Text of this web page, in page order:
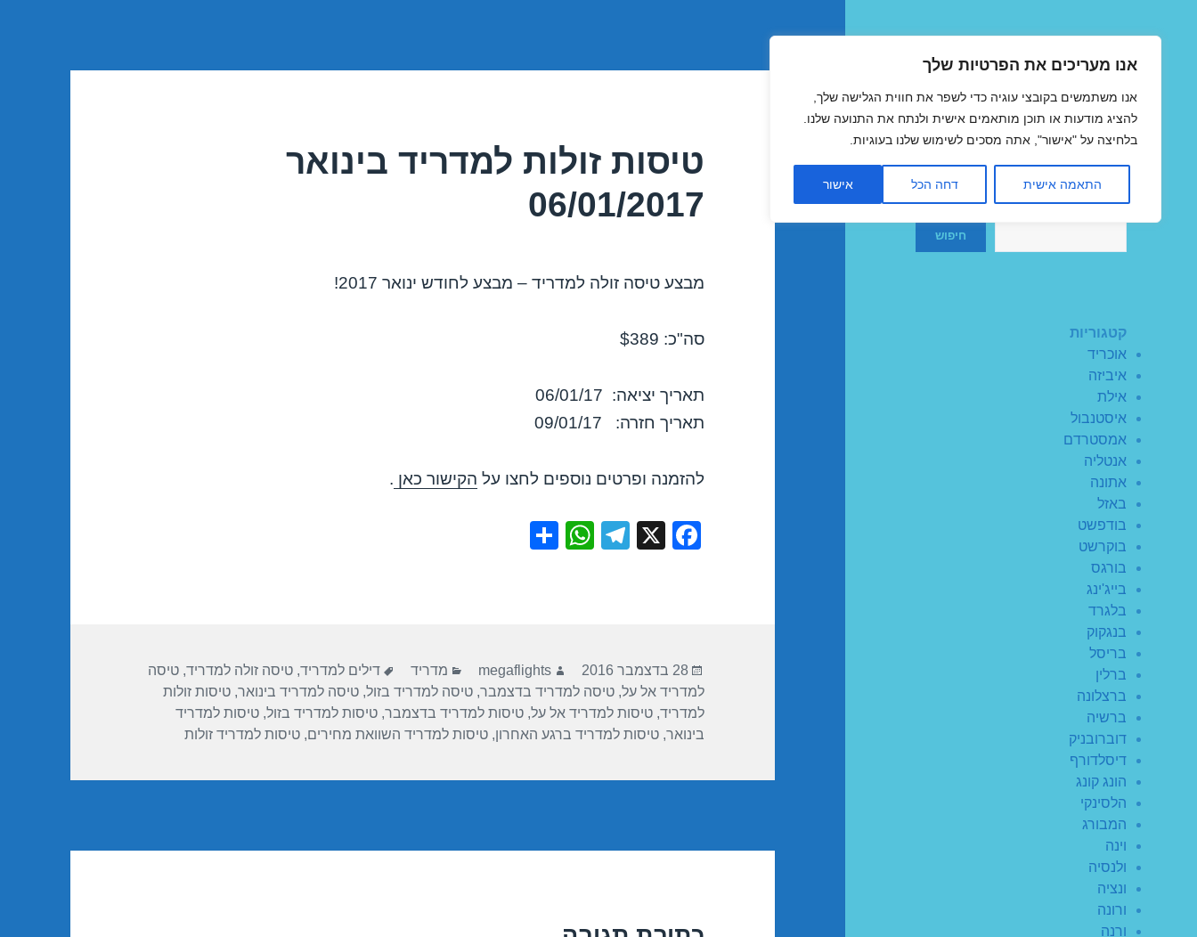
אנו מעריכים את הפרטיות שלך
אנו משתמשים בקובצי עוגיה כדי לשפר את חווית הגלישה שלך,
להציג מודעות או תוכן מותאמים אישית ולנתח את התנועה שלנו.
בלחיצה על "אישור", אתה מסכים לשימוש שלנו בעוגיות.
התאמה אישית דחה הכל אישור
MegaFlights טיסות מוזלות
חיפוש
חיפוש
קטגוריות
אוכריד
איביזה
אילת
איסטנבול
אמסטרדם
אנטליה
אתונה
באזל
בודפשט
בוקרשט
בורגס
בייג'ינג
בלגרד
בנגקוק
בריסל
ברלין
ברצלונה
ברשיה
דוברובניק
דיסלדורף
הונג קונג
הלסינקי
המבורג
וינה
ולנסיה
ונציה
ורונה
ורנה
טיסות זולות למדריד בינואר
06/01/2017
מבצע טיסה זולה למדריד – מבצע לחודש ינואר 2017!
סה"כ: $389
תאריך יציאה: 06/01/17
תאריך חזרה: 09/01/17
להזמנה ופרטים נוספים לחצו על הקישור כאן .
F
o
o
k
X
T
m
W
p
p
פורסם
בתאריך
28 בדצמבר 2016 מחבר
megaflights קטגוריות
מדריד תגיות
דילים למדריד,טיסה זולה למדריד,טיסה
למדריד אל על,טיסה למדריד בדצמבר,טיסה למדריד בזול,טיסה למדריד בינואר,טיסות זולות
למדריד,טיסות למדריד אל על,טיסות למדריד בדצמבר,טיסות למדריד בזול,טיסות למדריד
בינואר,טיסות למדריד ברגע האחרון,טיסות למדריד השוואת מחירים,טיסות למדריד זולות